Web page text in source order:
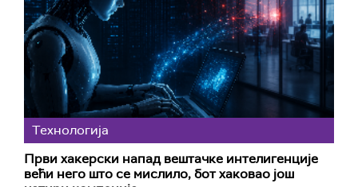
Технологијa
Први хакерски напад вештачке интелигенције
већи него што се мислило, бот хаковао још